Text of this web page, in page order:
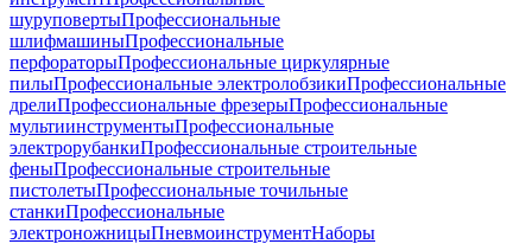
шуруповертыПрофессиональные
шлифмашиныПрофессиональные
перфораторыПрофессиональные циркулярные
пилыПрофессиональные электролобзикиПрофессиональные
дрелиПрофессиональные фрезерыПрофессиональные
мультиинструментыПрофессиональные
электрорубанкиПрофессиональные строительные
феныПрофессиональные строительные
пистолетыПрофессиональные точильные
станкиПрофессиональные
электроножницыПневмоинструментНаборы